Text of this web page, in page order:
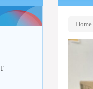
Home